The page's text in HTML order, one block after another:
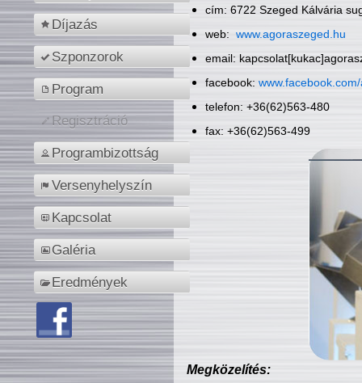
Díjazás
Szponzorok
Program
Regisztráció
Programbizottság
Versenyhelyszín
Kapcsolat
Galéria
Eredmények
cím: 6722 Szeged Kálvária
web: www.agoraszeged.hu
email:
facebook:
telefon: +36(62)563-480
fax: +36(62)563-499
Megközelítés: